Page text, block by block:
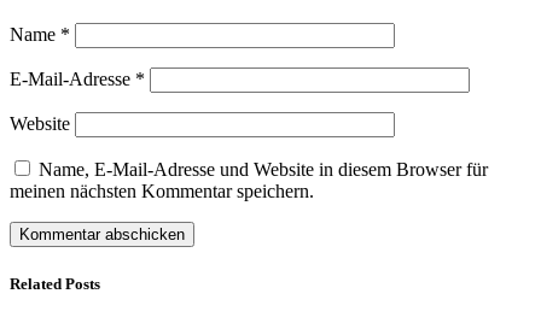
Name *
E-Mail-Adresse *
Website
Name, E-Mail-Adresse und Website in diesem Browser für
meinen nächsten Kommentar speichern.
Related Posts